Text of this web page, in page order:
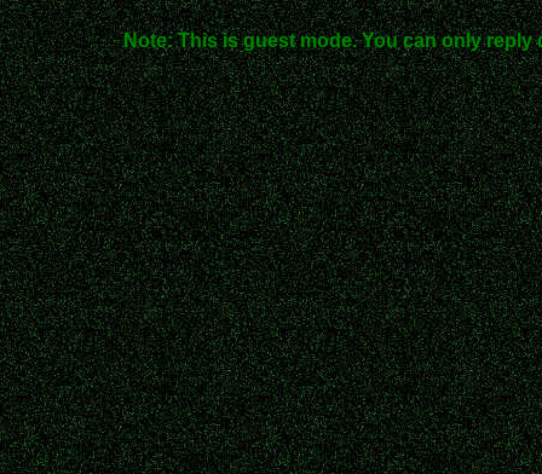
Note: This is guest mode. You can only